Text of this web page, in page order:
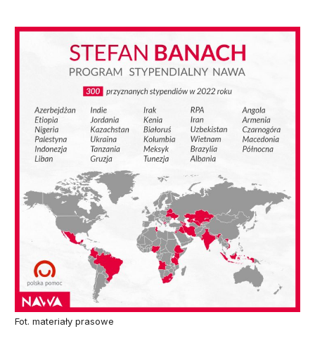
Fot. materiały prasowe